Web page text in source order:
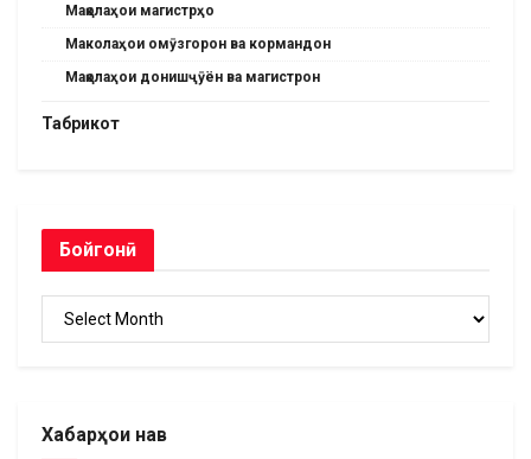
Мақолаҳои магистрҳо
Маколаҳои омӯзгорон ва кормандон
Мақолаҳои донишҷӯён ва магистрон
Табрикот
Бойгонӣ
Хабарҳои нав